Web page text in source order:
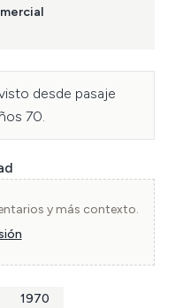
desde pasaje
70.
y más contexto.
1970